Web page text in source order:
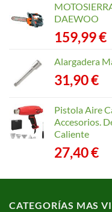
DAEWOO
159,99€
Alargadera
31,90€
Pistola Aire
Accesorios.
Caliente
27,40€
CATEGORÍAS MAS